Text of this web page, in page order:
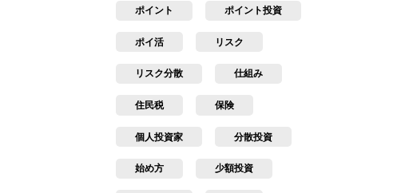
ポイント ポイント投資
ポイ活 リスク
リスク分散 仕組み
住民税 保険
個人投資家 分散投資
始め方 少額投資